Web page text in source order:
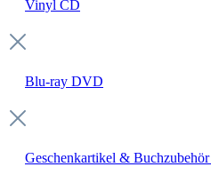
Vinyl CD
Blu-ray DVD
Geschenkartikel & Buchzubehör